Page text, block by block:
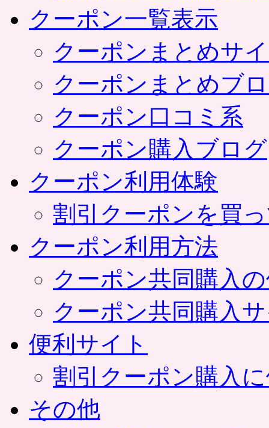
クーポン一覧表示
クーポンまとめサ
クーポンまとめブ
クーポン口コミ系
クーポン購入ブログ
クーポン利用体験
割引クーポンを買
クーポン利用方法
クーポン共同購入
クーポン共同購入
便利サイト
割引クーポン購入
その他